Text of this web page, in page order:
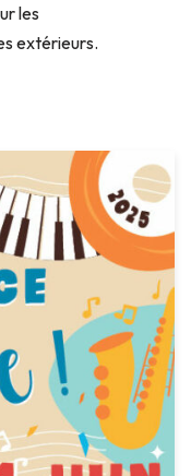
les
extérieurs.